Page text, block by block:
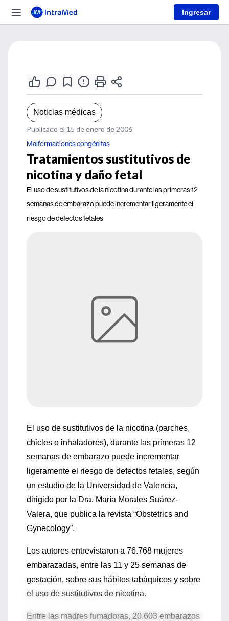
Ingresar
Noticias médicas
Publicado el 15 de enero de 2006
Malformaciones congénitas
Tratamientos sustitutivos de
nicotina y daño fetal
El uso de sustitutivos de la nicotina durante las primeras 12
semanas de embarazo puede incrementar ligeramente el
riesgo de defectos fetales
El uso de sustitutivos de la nicotina (parches,
chicles o inhaladores), durante las primeras 12
semanas de embarazo puede incrementar
ligeramente el riesgo de defectos fetales, según
un estudio de la Universidad de Valencia,
dirigido por la Dra. María Morales Suárez-
Valera, que publica la revista “Obstetrics and
Gynecology”.
Los autores entrevistaron a 76.768 mujeres
embarazadas, entre las 11 y 25 semanas de
gestación, sobre sus hábitos tabáquicos y sobre
el uso de sustitutivos de nicotina.
Entre las madres fumadoras, 20.603 embarazos